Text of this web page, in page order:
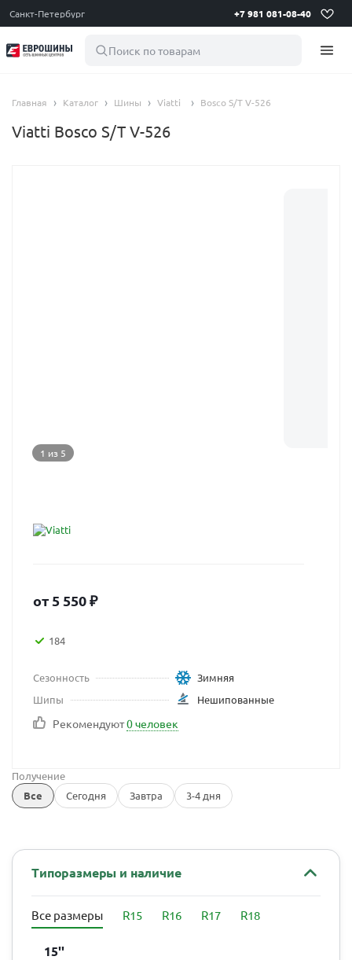
Санкт-Петербург +7 981 081-08-40
Поиск по товарам
Главная Каталог Шины Viatti Bosco S/T V-526
Viatti Bosco S/T V-526
1 из 5
от 5 550₽
184
Сезонность
Зимняя
Шипы
Нешипованные
Рекомендуют0 человек
Получение
Все
Сегодня Завтра 3-4 дня
Типоразмеры и наличие
Все размеры R15 R16 R17 R18
15''